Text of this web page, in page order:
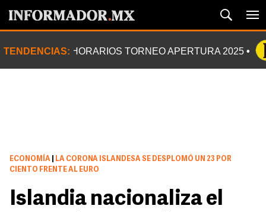
TENDENCIAS: HORARIOS TORNEO APERTURA 2025
ECONOMÍA
LA CORONA ISLANDESA SE DESPLOMÓ UN 23 POR
CIENTO FRENTE AL EURO
Islandia nacionaliza el